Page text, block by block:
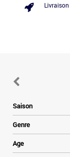
Livraison
Saison
Genre
Age